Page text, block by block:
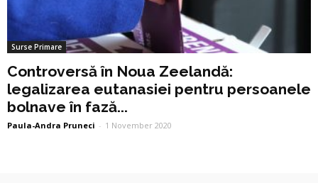
Surse Primare
Controversă în Noua Zeelandă:
legalizarea eutanasiei pentru persoanele
bolnave în fază...
Paula-Andra Pruneci - 1 November 2020